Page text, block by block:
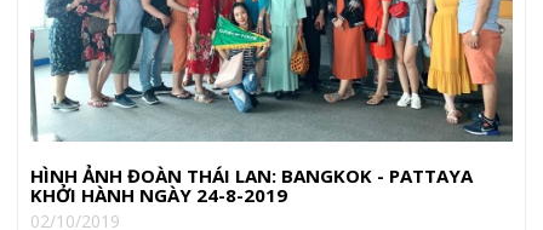
HÌNH ẢNH ĐOÀN THÁI LAN: BANGKOK - PATTAYA
KHỞI HÀNH NGÀY 24-8-2019
02/10/2019